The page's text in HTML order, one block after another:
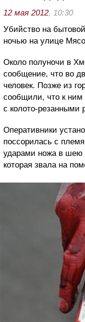
12 мая 2012, 10:30
Убийство на
ночью на улице
Около полуночи в
сообщение, что во
человек. Позже из
сообщили, что к
с колото-резанными
Оперативники
поссорилась с
ударами ножа в шею
которая звала на